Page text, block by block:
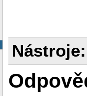
Nástroje: